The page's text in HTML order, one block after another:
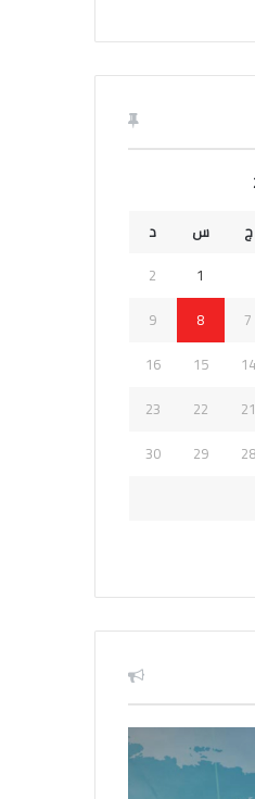
ج س
د
1
2
7
8
9
14
15
16
21
22
23
28
29
30